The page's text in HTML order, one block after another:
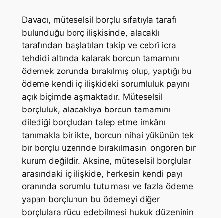
Davacı, müteselsil borçlu sıfatıyla tarafı
bulunduğu borç ilişkisinde, alacaklı
tarafından başlatılan takip ve cebrî icra
tehdidi altında kalarak borcun tamamını
ödemek zorunda bırakılmış olup, yaptığı bu
ödeme kendi iç ilişkideki sorumluluk payını
açık biçimde aşmaktadır. Müteselsil
borçluluk, alacaklıya borcun tamamını
dilediği borçludan talep etme imkânı
tanımakla birlikte, borcun nihai yükünün tek
bir borçlu üzerinde bırakılmasını öngören bir
kurum değildir. Aksine, müteselsil borçlular
arasındaki iç ilişkide, herkesin kendi payı
oranında sorumlu tutulması ve fazla ödeme
yapan borçlunun bu ödemeyi diğer
borçlulara rücu edebilmesi hukuk düzeninin